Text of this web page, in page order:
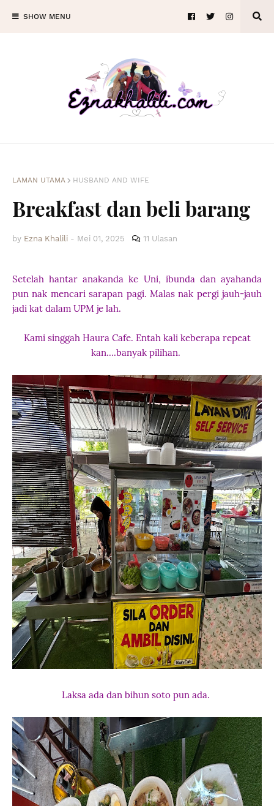
SHOW MENU
LAMAN UTAMA HUSBAND AND WIFE
Breakfast dan beli barang
by Ezna Khalili - Mei 01, 2025 11 Ulasan
Setelah hantar anakanda ke Uni, ibunda dan ayahanda
pun nak mencari sarapan pagi. Malas nak pergi jauh-jauh
jadi kat dalam UPM je lah.
Kami singgah Haura Cafe. Entah kali keberapa repeat
kan....banyak pilihan.
Laksa ada dan bihun soto pun ada.